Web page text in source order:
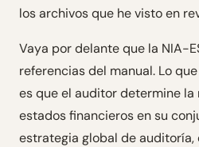
los archivos que he visto en
Vaya por delante que la NIA-
referencias del manual. Lo
es que el auditor determine
estados financieros en su
estrategia global de auditoría,